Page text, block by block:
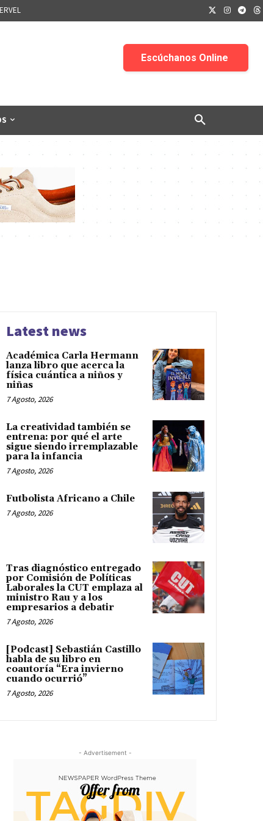
Latest news
Académica Carla Hermann
lanza libro que acerca la
física cuántica a niños y
niñas
7 Agosto, 2026
La creatividad también se
entrena: por qué el arte
sigue siendo irremplazable
para la infancia
7 Agosto, 2026
Futbolista Africano a Chile
7 Agosto, 2026
Tras diagnóstico entregado
por Comisión de Políticas
Laborales la CUT emplaza al
ministro Rau y a los
empresarios a debatir
7 Agosto, 2026
[Podcast] Sebastián Castillo
habla de su libro en
coautoría “Era invierno
cuando ocurrió”
7 Agosto, 2026
- Advertisement -